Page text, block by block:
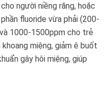
người niềng răng, hoặc
fluoride vừa phải (200-
1000-1500ppm cho trẻ
miệng, giảm ê buốt
gây hôi miệng, giúp